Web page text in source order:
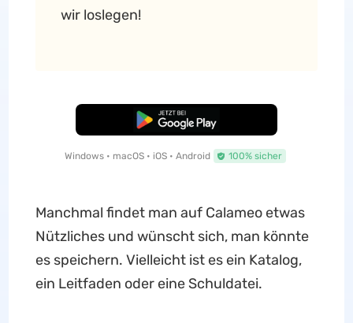
wir loslegen!
Kostenloser Download
Windows • macOS • iOS • Android 100% sicher
Manchmal findet man auf Calameo etwas
Nützliches und wünscht sich, man könnte
es speichern. Vielleicht ist es ein Katalog,
ein Leitfaden oder eine Schuldatei.